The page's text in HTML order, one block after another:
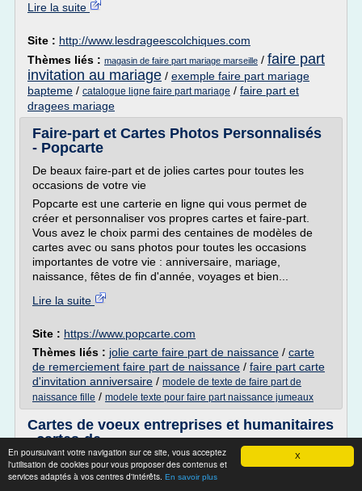
X
En poursuivant votre navigation sur ce site, vous acceptez
l'utilisation de cookies pour vous proposer des contenus et
services adaptés à vos centres d'intérêts. En savoir plus
Lire la suite
Site : http://www.lesdrageescolchiques.com
Thèmes liés : magasin de faire part mariage marseille / faire part
invitation au mariage / exemple faire part mariage
bapteme / catalogue ligne faire part mariage / faire part et
dragees mariage
Faire-part et Cartes Photos Personnalisés
- Popcarte
De beaux faire-part et de jolies cartes pour toutes les
occasions de votre vie
Popcarte est une carterie en ligne qui vous permet de
créer et personnaliser vos propres cartes et faire-part.
Vous avez le choix parmi des centaines de modèles de
cartes avec ou sans photos pour toutes les occasions
importantes de votre vie : anniversaire, mariage,
naissance, fêtes de fin d'année, voyages et bien...
Lire la suite
Site : https://www.popcarte.com
Thèmes liés : jolie carte faire part de naissance / carte
de remerciement faire part de naissance / faire part carte
d'invitation anniversaire / modele de texte de faire part de
naissance fille / modele texte pour faire part naissance jumeaux
Cartes de voeux entreprises et humanitaires
- cartes-de ...
Faire part création Faire-part Naissance Faire part en ligne
Cartes-de-voeux.fr vous propose chaque année plus de